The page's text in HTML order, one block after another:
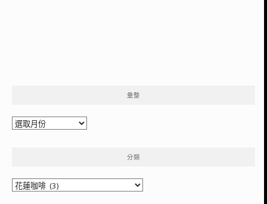
彙整
彙
分類
分